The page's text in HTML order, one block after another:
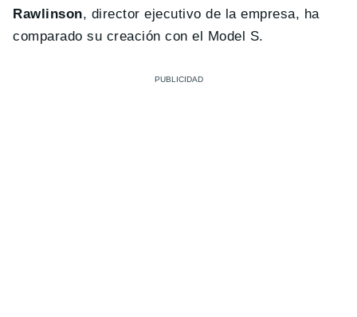
Rawlinson, director ejecutivo de la empresa, ha
comparado su creación con el Model S.